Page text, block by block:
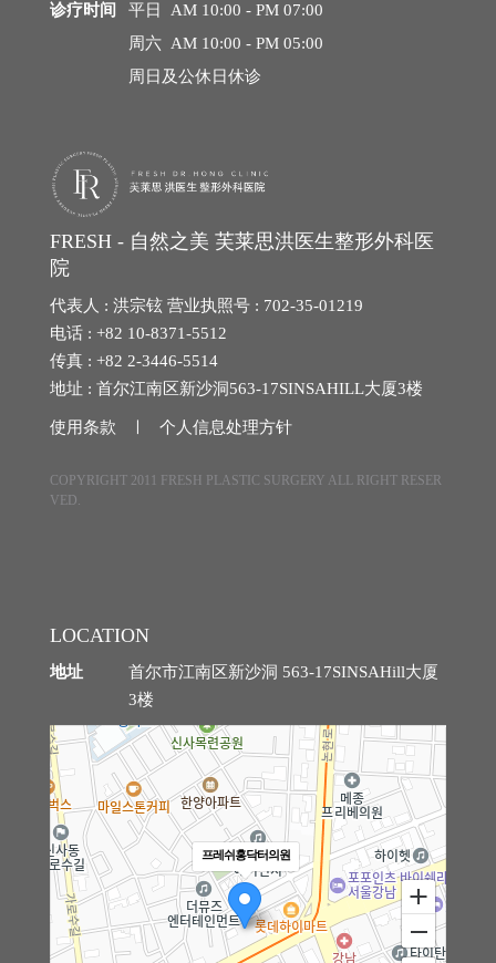
诊疗时间
平日 AM 10:00 - PM 07:00
周六 AM 10:00 - PM 05:00
周日及公休日休诊
FRESH - 自然之美 芙莱思洪医生整形外科医
院
代表人 : 洪宗铉 营业执照号 : 702-35-01219
电话 : +82 10-8371-5512
传真 : +82 2-3446-5514
地址 : 首尔江南区新沙洞563-17SINSAHILL大厦3楼
使用条款 ㅣ 个人信息处理方针
COPYRIGHT 2011 FRESH PLASTIC SURGERY ALL RIGHT RESER
VED.
LOCATION
地址
首尔市江南区新沙洞 563-17SINSAHill大厦
3楼
프레쉬홍닥터의원